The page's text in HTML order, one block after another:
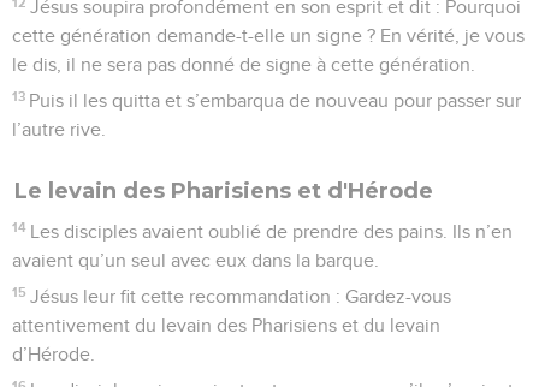
Jésus soupira profondément en son esprit et dit : Pourquoi
cette génération demande-t-elle un signe ? En vérité, je vous
le dis, il ne sera pas donné de signe à cette génération.
13 Puis il les quitta et s’embarqua de nouveau pour passer sur
l’autre rive.
Le levain des Pharisiens et d'Hérode
14 Les disciples avaient oublié de prendre des pains. Ils n’en
avaient qu’un seul avec eux dans la barque.
15 Jésus leur fit cette recommandation : Gardez-vous
attentivement du levain des Pharisiens et du levain
d’Hérode.